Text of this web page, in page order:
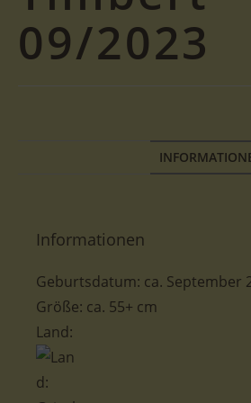
09/2023
Informationen
Geburtsdatum: ca. September
Größe: ca. 55+ cm
Land: